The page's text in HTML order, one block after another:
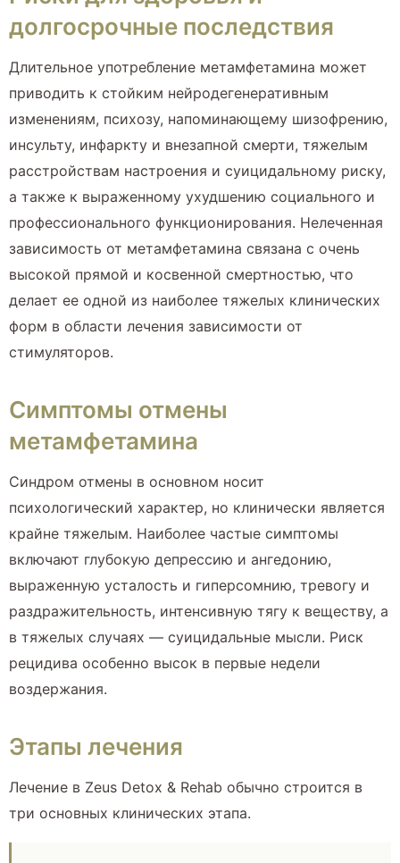
долгосрочные последствия
Длительное употребление метамфетамина может
приводить к стойким нейродегенеративным
изменениям, психозу, напоминающему шизофрению,
инсульту, инфаркту и внезапной смерти, тяжелым
расстройствам настроения и суицидальному риску,
а также к выраженному ухудшению социального и
профессионального функционирования. Нелеченная
зависимость от метамфетамина связана с очень
высокой прямой и косвенной смертностью, что
делает ее одной из наиболее тяжелых клинических
форм в области лечения зависимости от
стимуляторов.
Симптомы отмены
метамфетамина
Синдром отмены в основном носит
психологический характер, но клинически является
крайне тяжелым. Наиболее частые симптомы
включают глубокую депрессию и ангедонию,
выраженную усталость и гиперсомнию, тревогу и
раздражительность, интенсивную тягу к веществу, а
в тяжелых случаях — суицидальные мысли. Риск
рецидива особенно высок в первые недели
воздержания.
Этапы лечения
Лечение в Zeus Detox & Rehab обычно строится в
три основных клинических этапа.